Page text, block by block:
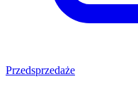
Przedsprzedaże